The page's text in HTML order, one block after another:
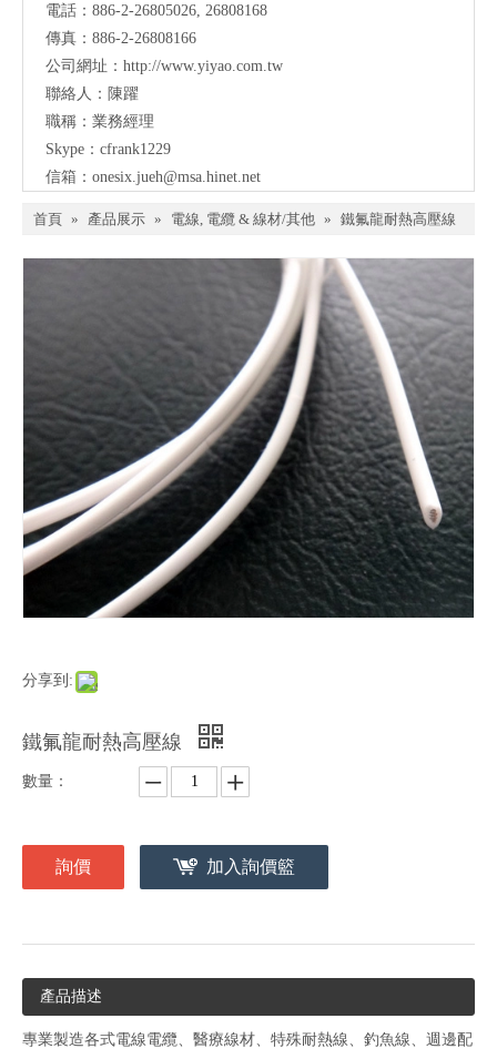
電話：886-2-26805026, 26808168
傳真：886-2-26808166
公司網址： http://www.yiyao.com.tw
聯絡人：陳躍
職稱：業務經理
Skype：cfrank1229
信箱： onesix.jueh@msa.hinet.net
首頁 » 產品展示 » 電線, 電纜 & 線材/其他 » 鐵氟龍耐熱高壓線
分享到:
鐵氟龍耐熱高壓線
數量：
詢價 加入詢價籃
產品描述
專業製造各式電線電纜、醫療線材、特殊耐熱線、釣魚線、週邊配